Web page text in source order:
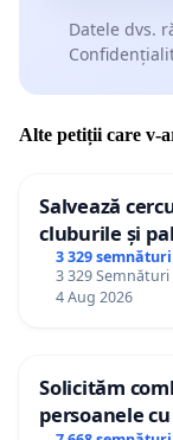
Datele dvs.
Alte petiții care v-
Salvează
cluburile și
3 329 semnături
3 329 Semnături
4 Aug 2026
Solicităm
persoanele